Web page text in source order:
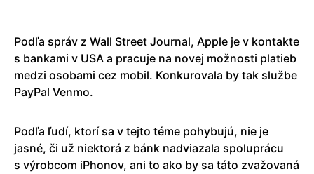
Podľa správ z Wall Street Journal, Apple je v kontakte
s bankami v USA a pracuje na novej možnosti platieb
medzi osobami cez mobil. Konkurovala by tak službe
PayPal Venmo.
Podľa ľudí, ktorí sa v tejto téme pohybujú, nie je
jasné, či už niektorá z bánk nadviazala spoluprácu
s výrobcom iPhonov, ani to ako by sa táto zvažovaná